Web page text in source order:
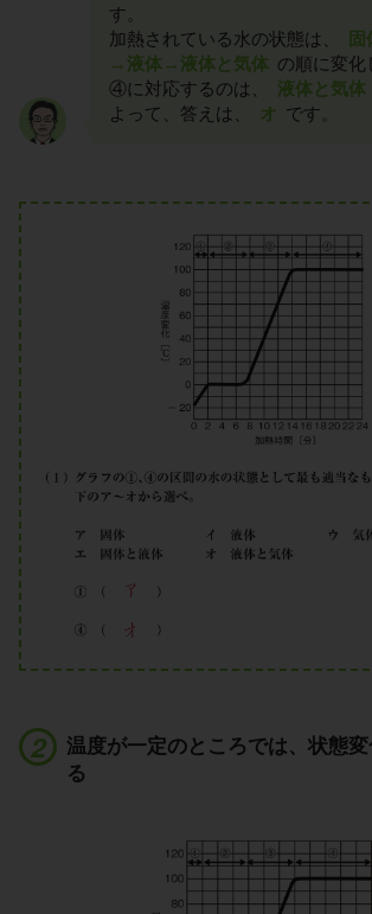
す。
加熱されている水の状態は、
→液体→液体と気体 の順に変化
④に対応するのは、
液体と気体
よって、答えは、
オ です。
温度が一定のところでは、状態
る